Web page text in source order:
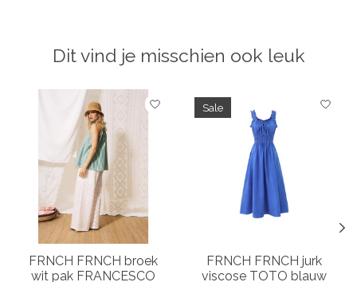
Dit vind je misschien ook leuk
Items van productcarrousel
FRNCH FRNCH broek
wit pak FRANCESCO
Sale
FRNCH FRNCH jurk
viscose TOTO blauw